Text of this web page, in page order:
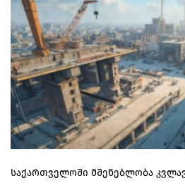
საქართველოში მშენებლობა